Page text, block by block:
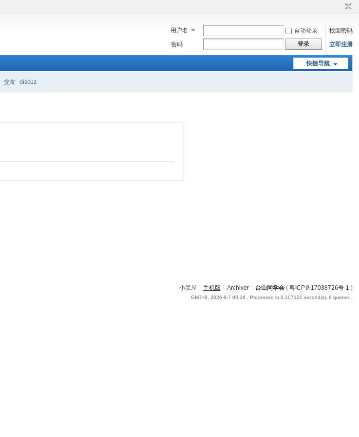
用户名 自动登录
找回密码
密码
登录 立即注册
快捷导航
交友 discuz
小黑屋 手机版 Archiver 台山同学会( 粤ICP备17038726号-1 )
GMT+8, 2026-8-7 05:38 , Processed in 0.107121 second(s), 8 queries .